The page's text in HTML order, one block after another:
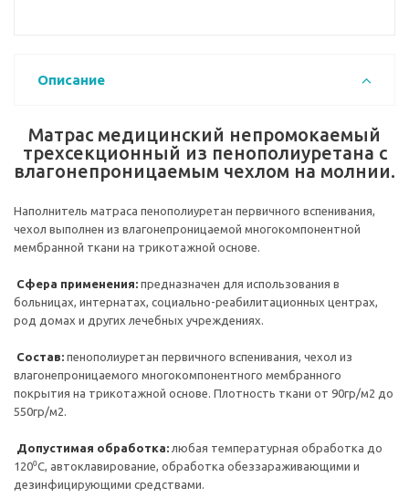
Описание
Матрас медицинский непромокаемый
трехсекционный из пенополиуретана с
влагонепроницаемым чехлом на молнии.
Наполнитель матраса пенополиуретан первичного вспенивания,
чехол выполнен из влагонепроницаемой многокомпонентной
мембранной ткани на трикотажной основе.
Сфера применения: предназначен для использования в
больницах, интернатах, социально-реабилитационных центрах,
род домах и других лечебных учреждениях.
Состав: пенополиуретан первичного вспенивания, чехол из
влагонепроницаемого многокомпонентного мембранного
покрытия на трикотажной основе. Плотность ткани от 90гр/м2 до
550гр/м2.
Допустимая обработка: любая температурная обработка до
120⁰С, автоклавирование, обработка обеззараживающими и
дезинфицирующими средствами.